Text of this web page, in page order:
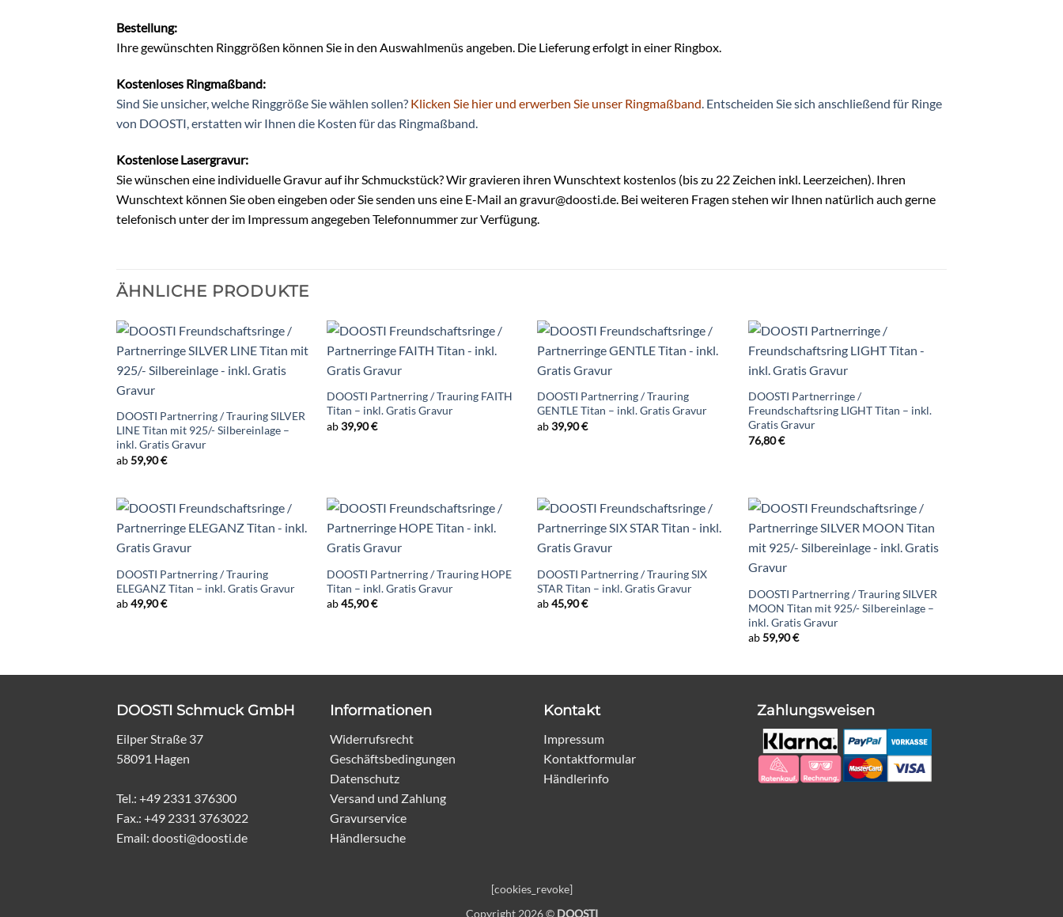
Bestellung:
Ihre gewünschten Ringgrößen können Sie in den Auswahlmenüs angeben. Die Lieferung erfolgt in einer Ringbox.
Kostenloses Ringmaßband:
Sind Sie unsicher, welche Ringgröße Sie wählen sollen? Klicken Sie hier und erwerben Sie unser Ringmaßband. Entscheiden Sie sich anschließend für Ringe
von DOOSTI, erstatten wir Ihnen die Kosten für das Ringmaßband.
Kostenlose Lasergravur:
Sie wünschen eine individuelle Gravur auf ihr Schmuckstück? Wir gravieren ihren Wunschtext kostenlos (bis zu 22 Zeichen inkl. Leerzeichen). Ihren
Wunschtext können Sie oben eingeben oder Sie senden uns eine E-Mail an gravur@doosti.de. Bei weiteren Fragen stehen wir Ihnen natürlich auch gerne
telefonisch unter der im Impressum angegeben Telefonnummer zur Verfügung.
ÄHNLICHE PRODUKTE
DOOSTI Partnerring / Trauring SILVER
LINE Titan mit 925/- Silbereinlage –
inkl. Gratis Gravur
ab59,90€
DOOSTI Partnerring / Trauring FAITH
Titan – inkl. Gratis Gravur
ab39,90€
DOOSTI Partnerring / Trauring
GENTLE Titan – inkl. Gratis Gravur
ab39,90€
DOOSTI Partnerringe /
Freundschaftsring LIGHT Titan – inkl.
Gratis Gravur
76,80€
DOOSTI Partnerring / Trauring
ELEGANZ Titan – inkl. Gratis Gravur
ab49,90€
DOOSTI Partnerring / Trauring HOPE
Titan – inkl. Gratis Gravur
ab45,90€
DOOSTI Partnerring / Trauring SIX
STAR Titan – inkl. Gratis Gravur
ab45,90€
DOOSTI Partnerring / Trauring SILVER
MOON Titan mit 925/- Silbereinlage –
inkl. Gratis Gravur
ab59,90€
DOOSTI Schmuck GmbH
Eilper Straße 37
58091 Hagen
Tel.: +49 2331 376300
Fax.: +49 2331 3763022
Email: doosti@doosti.de
Informationen
Widerrufsrecht
Geschäftsbedingungen
Datenschutz
Versand und Zahlung
Gravurservice
Händlersuche
Kontakt
Impressum
Kontaktformular
Händlerinfo
Zahlungsweisen
[cookies_revoke]
Copyright 2026 © DOOSTI